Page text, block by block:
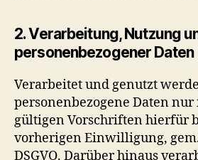
2. Verarbeitung, Nutzung
personenbezogener Daten
Verarbeitet und genutzt
personenbezogene Daten
gültigen Vorschriften hierfür
vorherigen Einwilligung,
DSGVO. Darüber hinaus